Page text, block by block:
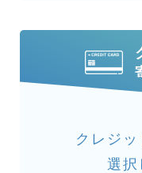
クレジ
選択